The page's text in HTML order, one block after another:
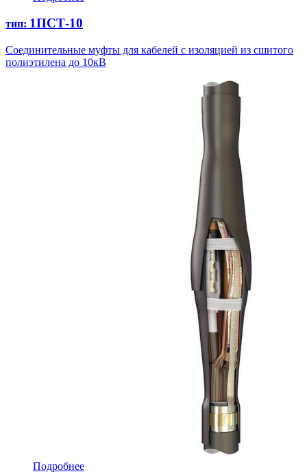
тип: 1ПСТ-10
Соединительные муфты для кабелей с изоляцией из сшитого
полиэтилена до 10кВ
Подробнее